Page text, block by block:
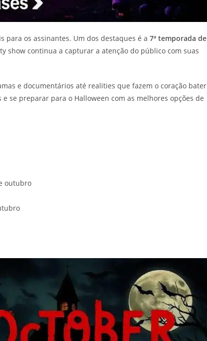
os assinantes. Um dos destaques é a 7ª temporada de
show continua a capturar a atenção do público com suas
e documentários até realities que fazem o coração bater
se preparar para o Halloween com as melhores opções de
outubro